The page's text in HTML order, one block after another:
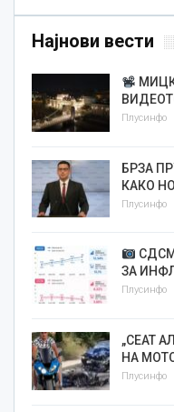
Најнови вести
Плусинфо
БРЗА
КАКО
Плусинфо
ЗА
Плусинфо
„СЕАТ
НА
Плусинфо